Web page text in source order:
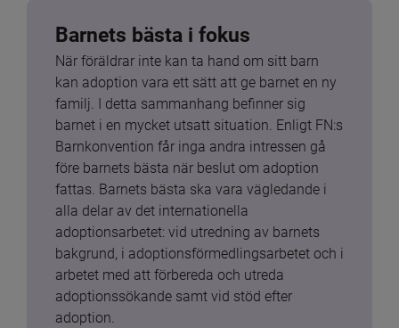
Barnets bästa i fokus
När föräldrar inte kan ta hand om sitt barn
kan adoption vara ett sätt att ge barnet en ny
familj. I detta sammanhang befinner sig
barnet i en mycket utsatt situation. Enligt FN:s
Barnkonvention får inga andra intressen gå
före barnets bästa när beslut om adoption
fattas. Barnets bästa ska vara vägledande i
alla delar av det internationella
adoptionsarbetet: vid utredning av barnets
bakgrund, i adoptionsförmedlingsarbetet och i
arbetet med att förbereda och utreda
adoptionssökande samt vid stöd efter
adoption.